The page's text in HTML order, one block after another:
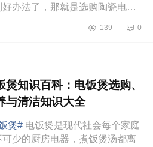
好办法了，那就是选购陶瓷电饭
个牌子好？天际陶瓷电饭煲好不
139 0
煲知识百科：电饭煲选购、
与清洁知识大全
煲# 电饭煲是现代社会每个家庭
可少的厨房电器，煮饭煲汤都离